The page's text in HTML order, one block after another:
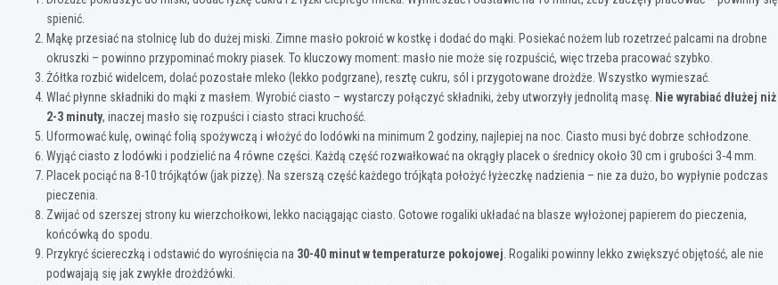
spienić.
Mąkę przesiać na stolnicę lub do dużej miski. Zimne masło pokroić w kostkę i dodać do mąki. Posiekać nożem lub rozetrzeć palcami na drobne
okruszki – powinno przypominać mokry piasek. To kluczowy moment: masło nie może się rozpuścić, więc trzeba pracować szybko.
Żółtka rozbić widelcem, dolać pozostałe mleko (lekko podgrzane), resztę cukru, sól i przygotowane drożdże. Wszystko wymieszać.
Wlać płynne składniki do mąki z masłem. Wyrobić ciasto – wystarczy połączyć składniki, żeby utworzyły jednolitą masę. Nie wyrabiać dłużej niż
2-3 minuty, inaczej masło się rozpuści i ciasto straci kruchość.
Uformować kulę, owinąć folią spożywczą i włożyć do lodówki na minimum 2 godziny, najlepiej na noc. Ciasto musi być dobrze schłodzone.
Wyjąć ciasto z lodówki i podzielić na 4 równe części. Każdą część rozwałkować na okrągły placek o średnicy około 30 cm i grubości 3-4 mm.
Placek pociąć na 8-10 trójkątów (jak pizzę). Na szerszą część każdego trójkąta położyć łyżeczkę nadzienia – nie za dużo, bo wypłynie podczas
pieczenia.
Zwijać od szerszej strony ku wierzchołkowi, lekko naciągając ciasto. Gotowe rogaliki układać na blasze wyłożonej papierem do pieczenia,
końcówką do spodu.
Przykryć ściereczką i odstawić do wyrośnięcia na 30-40 minut w temperaturze pokojowej. Rogaliki powinny lekko zwiększyć objętość, ale nie
podwajają się jak zwykłe drożdżówki.